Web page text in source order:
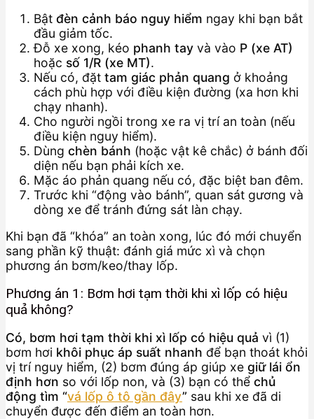
Bật đèn cảnh báo nguy hiểm ngay khi bạn bắt
đầu giảm tốc.
Đỗ xe xong, kéo phanh tay và vào P (xe AT)
hoặc số 1/R (xe MT).
Nếu có, đặt tam giác phản quang ở khoảng
cách phù hợp với điều kiện đường (xa hơn khi
chạy nhanh).
Cho người ngồi trong xe ra vị trí an toàn (nếu
điều kiện nguy hiểm).
Dùng chèn bánh (hoặc vật kê chắc) ở bánh đối
diện nếu bạn phải kích xe.
Mặc áo phản quang nếu có, đặc biệt ban đêm.
Trước khi “động vào bánh”, quan sát gương và
dòng xe để tránh đứng sát làn chạy.
Khi bạn đã “khóa” an toàn xong, lúc đó mới chuyển
sang phần kỹ thuật: đánh giá mức xì và chọn
phương án bơm/keo/thay lốp.
Phương án 1: Bơm hơi tạm thời khi xì lốp có hiệu
quả không?
Có, bơm hơi tạm thời khi xì lốp có hiệu quả vì (1)
bơm hơi khôi phục áp suất nhanh để bạn thoát khỏi
vị trí nguy hiểm, (2) bơm đúng áp giúp xe giữ lái ổn
định hơn so với lốp non, và (3) bạn có thể chủ
động tìm “vá lốp ô tô gần đây” sau khi xe đã di
chuyển được đến điểm an toàn hơn.